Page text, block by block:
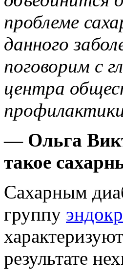
проблеме
данного
поговорим с
центра
— Ольга
такое
Сахарным
группу
результате